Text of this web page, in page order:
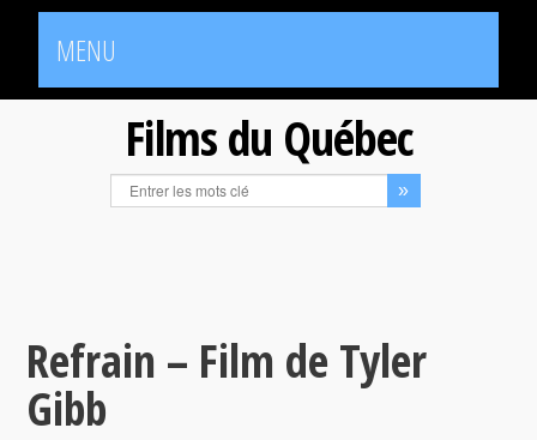
MENU
Films du Québec
Refrain – Film de Tyler
Gibb